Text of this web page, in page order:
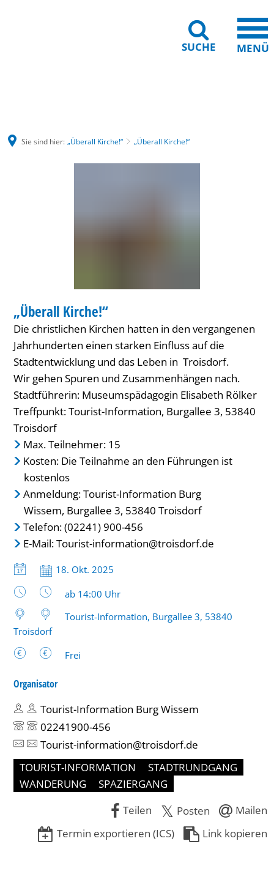
SUCHE MENÜ
Sie sind hier: „Überall Kirche!“ „Überall Kirche!“
KATEGORIE: FÜHRUNG
„Überall Kirche!“
Die christlichen Kirchen hatten in den vergangenen
Jahrhunderten einen starken Einfluss auf die
Stadtentwicklung und das Leben in Troisdorf.
Wir gehen Spuren und Zusammenhängen nach.
Stadtführerin: Museumspädagogin Elisabeth Rölker
Treffpunkt: Tourist-Information, Burgallee 3, 53840
Troisdorf
Max. Teilnehmer: 15
Kosten: Die Teilnahme an den Führungen ist
kostenlos
Anmeldung: Tourist-Information Burg
Wissem, Burgallee 3, 53840 Troisdorf
Telefon: (02241) 900-456
E-Mail:Tourist-information@troisdorf.de
Datum:
18. Okt. 2025
Uhrzeit:
ab 14:00 Uhr
Tourist-Information, Burgallee 3, 53840
Troisdorf
Frei
Organisator
Tourist-Information Burg Wissem
02241900-456
Tourist-information@troisdorf.de
TOURIST-INFORMATION
STADTRUNDGANG
WANDERUNG
SPAZIERGANG
Teilen
Posten
Mailen
Termin exportieren (ICS)
Link kopieren